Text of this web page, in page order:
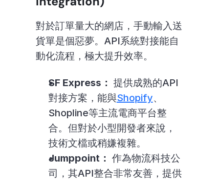
對於訂單量大的網店，手動輸入送
貨單是個惡夢。API系統對接能自
動化流程，極大提升效率。
SF Express： 提供成熟的API
對接方案，能與Shopify、
Shopline等主流電商平台整
合。但對於小型開發者來說，
技術文檔或稍嫌複雜。
Jumppoint： 作為物流科技公
司，其API整合非常友善，提供